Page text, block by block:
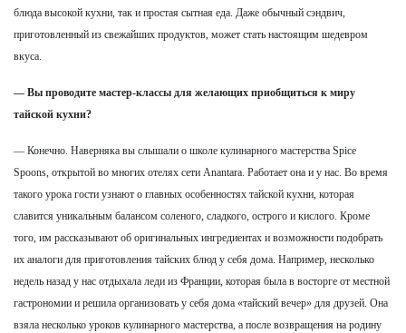
блюда высокой кухни, так и простая сытная еда. Даже обычный сэндвич,
приготовленный из свежайших продуктов, может стать настоящим шедевром
вкуса.
— Вы проводите мастер-классы для желающих приобщиться к миру
тайской кухни?
— Конечно. Наверняка вы слышали о школе кулинарного мастерства Spice
Spoons, открытой во многих отелях сети Anantara. Работает она и у нас. Во время
такого урока гости узнают о главных особенностях тайской кухни, которая
славится уникальным балансом соленого, сладкого, острого и кислого. Кроме
того, им рассказывают об оригинальных ингредиентах и возможности подобрать
их аналоги для приготовления тайских блюд у себя дома. Например, несколько
недель назад у нас отдыхала леди из Франции, которая была в восторге от местной
гастрономии и решила организовать у себя дома «тайский вечер» для друзей. Она
взяла несколько уроков кулинарного мастерства, а после возвращения на родину